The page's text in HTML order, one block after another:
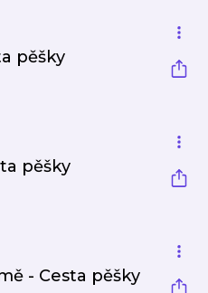
pěšky
pěšky
- Cesta pěšky